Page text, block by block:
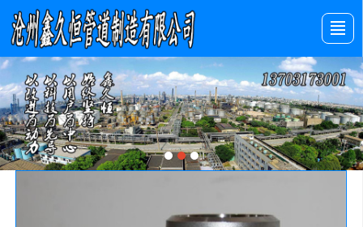
首页 产品展示 新闻动态 图库展示
公司介绍 留言反馈 联系我们 LBS